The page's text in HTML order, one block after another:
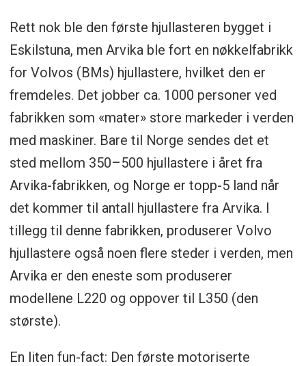
Rett nok ble den første hjullasteren bygget i
Eskilstuna, men Arvika ble fort en nøkkelfabrikk
for Volvos (BMs) hjullastere, hvilket den er
fremdeles. Det jobber ca. 1000 personer ved
fabrikken som «mater» store markeder i verden
med maskiner. Bare til Norge sendes det et
sted mellom 350–500 hjullastere i året fra
Arvika-fabrikken, og Norge er topp-5 land når
det kommer til antall hjullastere fra Arvika. I
tillegg til denne fabrikken, produserer Volvo
hjullastere også noen flere steder i verden, men
Arvika er den eneste som produserer
modellene L220 og oppover til L350 (den
største).
En liten fun-fact: Den første motoriserte